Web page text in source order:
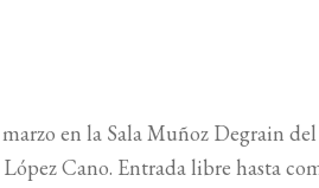
en la Sala Muñoz Degrain del
Cano. Entrada libre hasta